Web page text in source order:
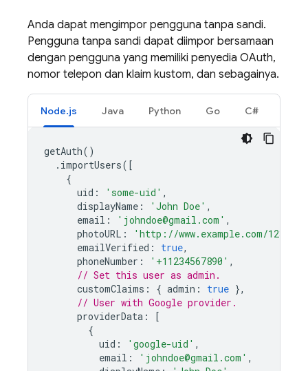
Anda dapat mengimpor pengguna tanpa sandi.
Pengguna tanpa sandi dapat diimpor bersamaan
dengan pengguna yang memiliki penyedia OAuth,
nomor telepon dan klaim kustom, dan sebagainya.
Node.js Java Python Go C#
getAuth()
. importUsers([
{
uid : 'some-uid' ,
displayName : 'John Doe' ,
email : 'johndoe@gmail.com' ,
photoURL :
'http://www.example.com/
emailVerified : true,
phoneNumber : '+11234567890' ,
// Set this user as admin.
customClaims : { admin : true },
// User with Google provider.
providerData :
[
{
uid : 'google-uid' ,
email : 'johndoe@gmail.com' ,